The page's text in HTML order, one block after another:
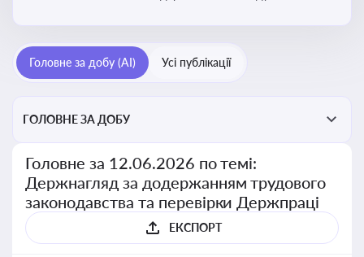
Головне за добу (AI) Усі публікації
ГОЛОВНЕ ЗА ДОБУ
Головне за 12.06.2026 по темі:
Держнагляд за додержанням трудового
законодавства та перевірки Держпраці
ЕКСПОРТ